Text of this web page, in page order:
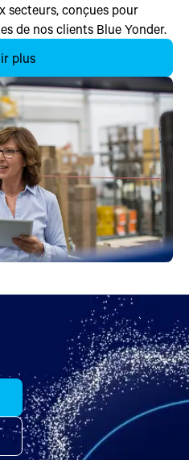
secteurs, conçues pour
de nos clients Blue Yonder.
plus